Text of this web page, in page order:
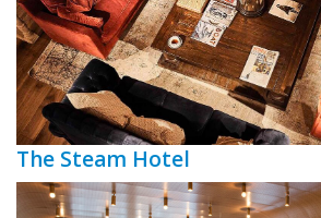
The Steam Hotel